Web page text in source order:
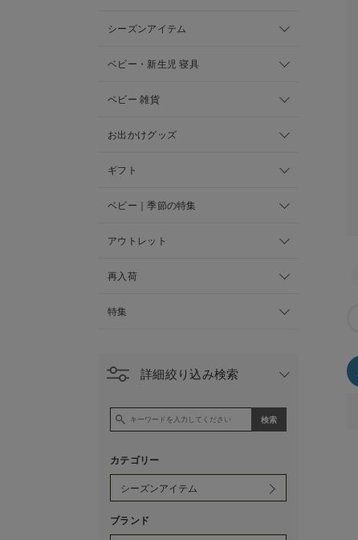
シーズンアイテム
ベビー・新生児 寝具
ベビー 雑貨
お出かけグッズ
ギフト
ベビー｜季節の特集
アウトレット
再入荷
特集
詳細絞り込み検索
カテゴリー
ブランド